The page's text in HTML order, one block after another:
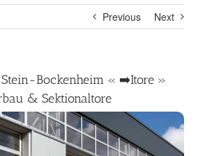
Previous Next
Stein-Bockenheim « ➡️Itore »
& Sektionaltore